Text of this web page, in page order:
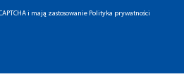
i mają zastosowanie Polityka prywatności